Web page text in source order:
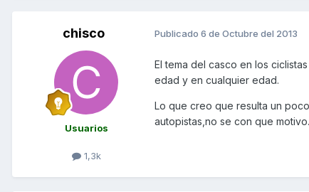
chisco
Usuarios
1,3k
Publicado 6 de Octubre del 2013
El tema del casco en los
edad y en cualquier edad.
Lo que creo que resulta un
autopistas,no se con que motivo.